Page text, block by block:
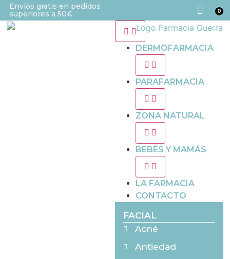
Envíos gratis en pedidos
superiores a 50€
0
DERMOFARMACIA
PARAFARMACIA
ZONA NATURAL
BEBÉS Y MAMÁS
LA FARMACIA
CONTACTO
FACIAL
Acné
Antiedad